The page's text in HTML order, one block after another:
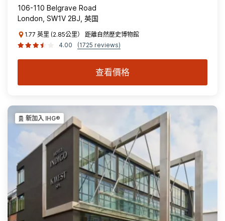
106-110 Belgrave Road
London, SW1V 2BJ, 英国
1.77 英里 (2.85公里） 距離自然歷史博物館
4.00
(1725 reviews)
查看價格
新加入 IHG®